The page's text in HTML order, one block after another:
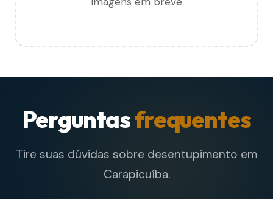
Perguntasfrequentes
Tire suas dúvidas sobre desentupimento em
Carapicuíba.